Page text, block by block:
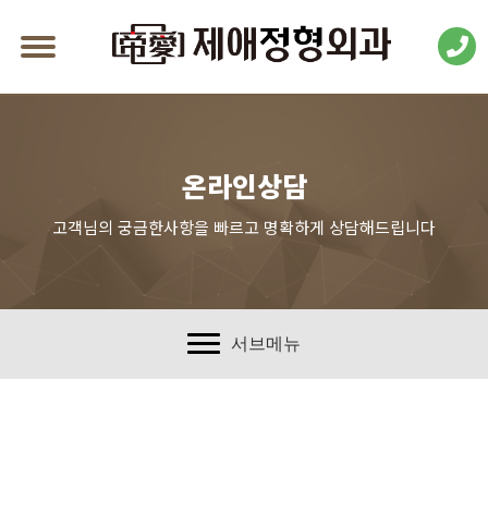
온라인상담
고객님의 궁금한사항을 빠르고 명확하게 상담해드립니다
서브메뉴